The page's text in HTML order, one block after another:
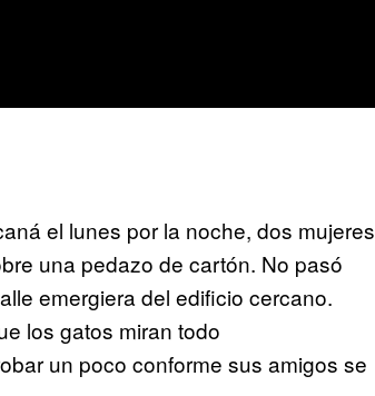
el lunes por la noche, dos mujeres
una pedazo de cartón. No pasó
emergiera del edificio cercano.
los gatos miran todo
un poco conforme sus amigos se